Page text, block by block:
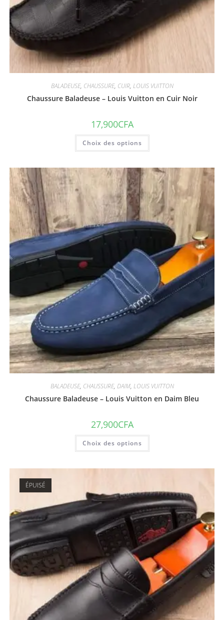
BALADEUSE, CHAUSSURE, CUIR, LOUIS VUITTON
Chaussure Baladeuse – Louis Vuitton en Cuir Noir
17,900CFA
Choix des options
BALADEUSE, CHAUSSURE, DAIM, LOUIS VUITTON
Chaussure Baladeuse – Louis Vuitton en Daim Bleu
27,900CFA
Choix des options
ÉPUISÉ